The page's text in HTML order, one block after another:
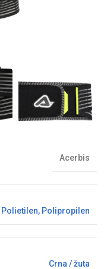
Acerbis
Polietilen, Polipropilen
Crna / žuta